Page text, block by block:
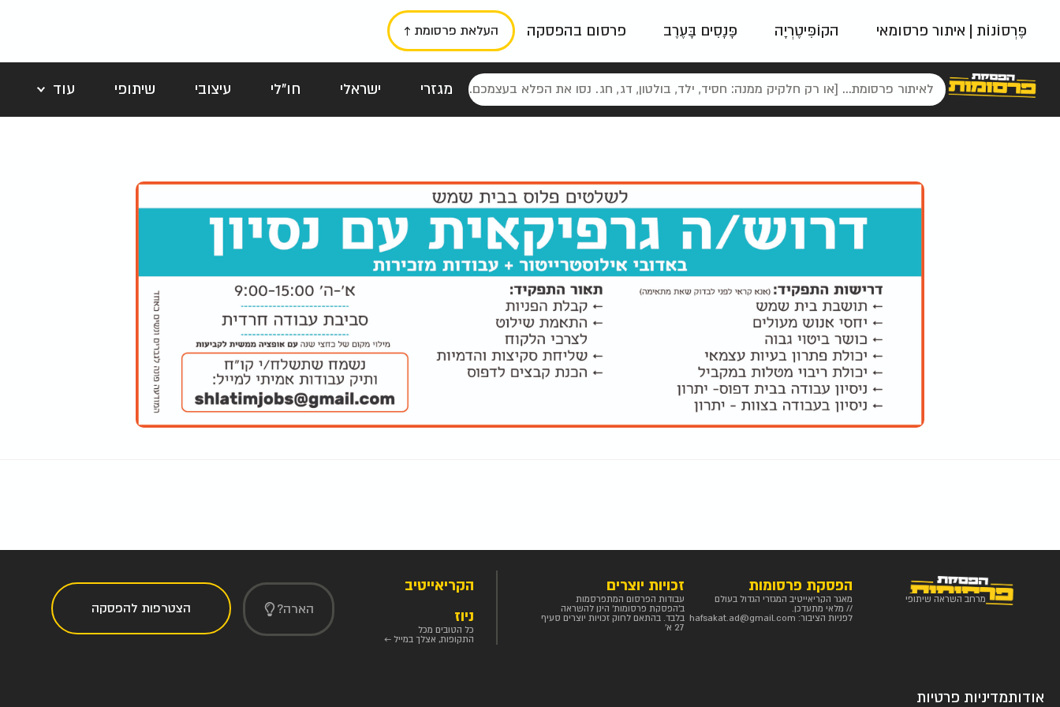
פֶּרְסוֹנוֹת | איתור פרסומאי הקוֹפִּיטֶרְיָה פָּנָסִים בָּעֶרֶב פרסום בהפסקה העלאת פרסומת ↑
מגזרי ישראלי חו"לי עיצובי שיתופי
עוד
פאשן
ניינטיז נוסטלגי כרזות טיפוגרפי
מרחב השראה שיתופי
הפסקת פרסומות
מאגר הקריאייטיב המגזרי הגדול בעולם
// מלאי מתעדכן.
לפניות הציבור: hafsakat.ad@gmail.com
זכויות יוצרים
עבודות הפרסום המתפרסמות
ב'הפסקת פרסומות' הינן להשראה
בלבד. בהתאם לחוק זכויות יוצרים סעיף
27 א'
הקריאייטיב
ניוז
כל הטובים מכל
התקופות, אצלך במייל ←
הארה? הצטרפות להפסקה
אודותמדיניות פרטיות